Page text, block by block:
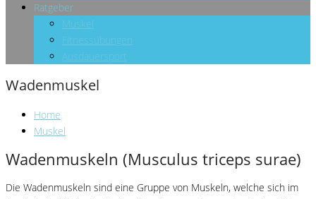
Ratgeber
Muskel
Fitnessübungen
Ausdauersport
Wadenmuskel
Home
Muskel
Wadenmuskeln (Musculus triceps surae)
Die Wadenmuskeln sind eine Gruppe von Muskeln, welche sich im